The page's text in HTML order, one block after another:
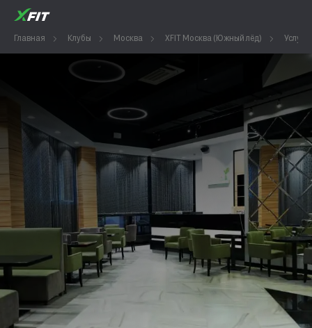
Главная Клубы Москва XFIT Москва (Южный лёд) Услуги